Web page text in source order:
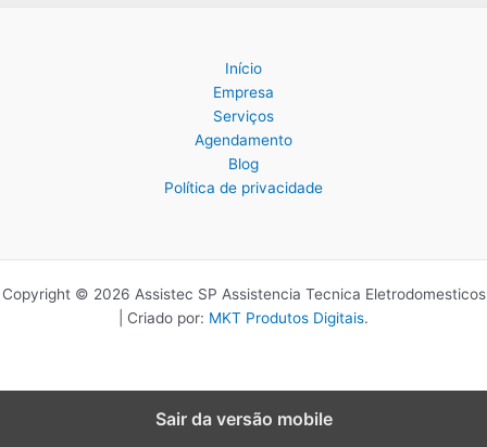
Início
Empresa
Serviços
Agendamento
Blog
Política de privacidade
Copyright © 2026 Assistec SP Assistencia Tecnica Eletrodomesticos
| Criado por: MKT Produtos Digitais.
Sair da versão mobile